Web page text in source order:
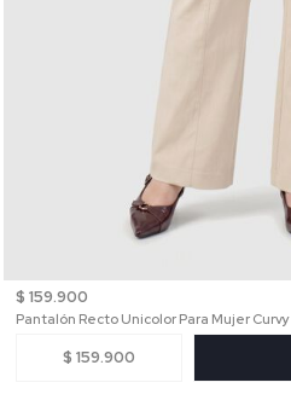
$ 159.900
Pantalón Recto Unicolor Para Mujer Curvy
$ 159.900